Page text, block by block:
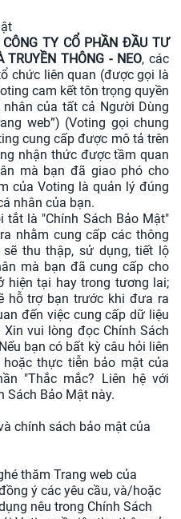
CÔNG TY CỔ PHẦN ĐẦU TƯ
TRUYỀN THÔNG - NEO, các
chức liên quan (được gọi là
cam kết tôn trọng quyền
của tất cả Người Dùng
web”) (Voting gọi chung
cung cấp được mô tả trên
nhận thức được tầm quan
mà bạn đã giao phó cho
của Voting là quản lý đúng
nhân của bạn.
tắt là "Chính Sách Bảo Mật"
nhằm cung cấp các thông
thu thập, sử dụng, tiết lộ
mà bạn đã cung cấp cho
hiện tại hay trong tương lai;
hỗ trợ bạn trước khi đưa ra
đến việc cung cấp dữ liệu
vui lòng đọc Chính Sách
bạn có bất kỳ câu hỏi liên
thực tiễn bảo mật của
"Thắc mắc? Liên hệ với
Sách Bảo Mật này.
chính sách bảo mật của
thăm Trang web của
ý các yêu cầu, và/hoặc
nêu trong Chính Sách